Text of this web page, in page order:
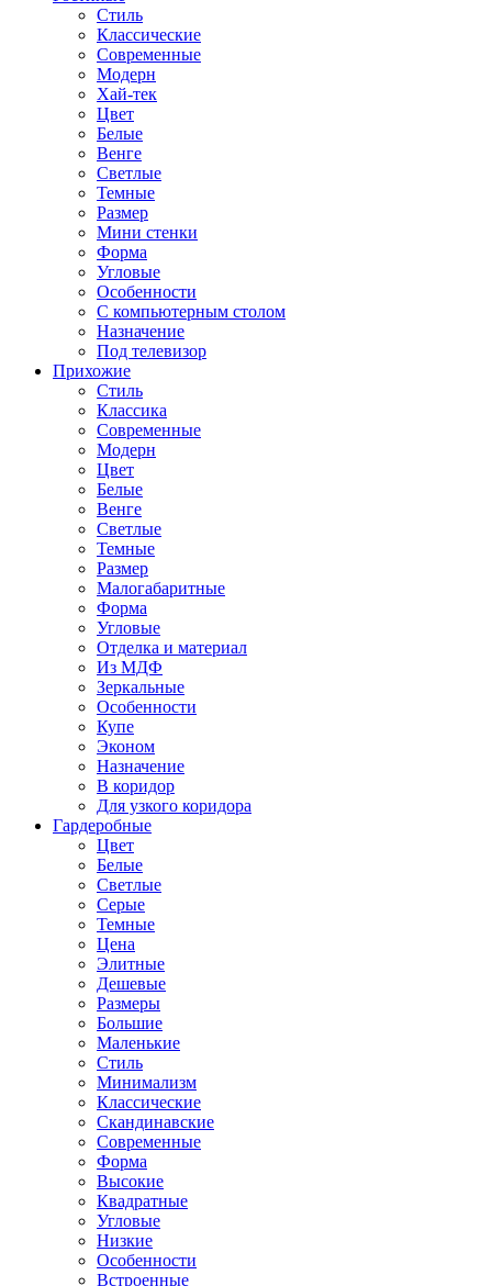
Стиль
Классические
Современные
Модерн
Хай-тек
Цвет
Белые
Венге
Светлые
Темные
Размер
Мини стенки
Форма
Угловые
Особенности
С компьютерным столом
Назначение
Под телевизор
Прихожие
Стиль
Классика
Современные
Модерн
Цвет
Белые
Венге
Светлые
Темные
Размер
Малогабаритные
Форма
Угловые
Отделка и материал
Из МДФ
Зеркальные
Особенности
Купе
Эконом
Назначение
В коридор
Для узкого коридора
Гардеробные
Цвет
Белые
Светлые
Серые
Темные
Цена
Элитные
Дешевые
Размеры
Большие
Маленькие
Стиль
Минимализм
Классические
Скандинавские
Современные
Форма
Высокие
Квадратные
Угловые
Низкие
Особенности
Встроенные